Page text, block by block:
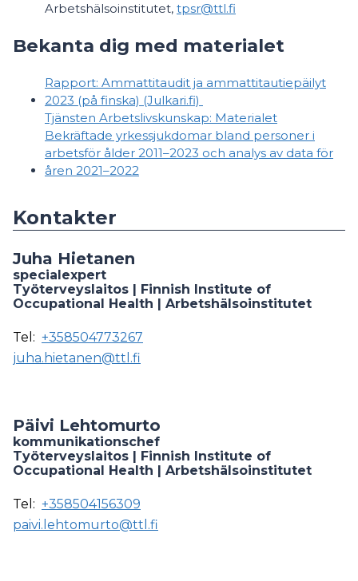
Arbetshälsoinstitutet, tpsr@ttl.fi
Bekanta dig med materialet
Rapport: Ammattitaudit ja ammattitautiepäilyt
2023 (på finska) (Julkari.fi)
Tjänsten Arbetslivskunskap: Materialet
Bekräftade yrkessjukdomar bland personer i
arbetsför ålder 2011–2023 och analys av data för
åren 2021–2022
Kontakter
Juha Hietanen
specialexpert
Työterveyslaitos | Finnish Institute of
Occupational Health | Arbetshälsoinstitutet
Tel: +358504773267
juha.hietanen@ttl.fi
Päivi Lehtomurto
kommunikationschef
Työterveyslaitos | Finnish Institute of
Occupational Health | Arbetshälsoinstitutet
Tel: +358504156309
paivi.lehtomurto@ttl.fi